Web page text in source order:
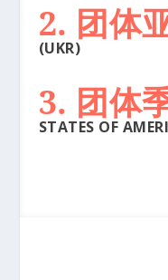
2. 团体
(UKR)
3. 团体
STATES OF